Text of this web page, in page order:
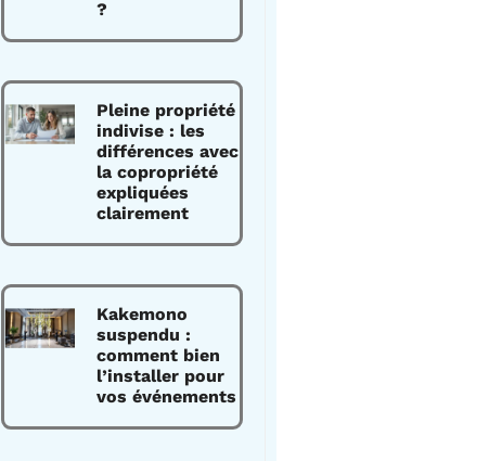
?
Pleine propriété
indivise : les
différences avec
la copropriété
expliquées
clairement
Kakemono
suspendu :
comment bien
l’installer pour
vos événements